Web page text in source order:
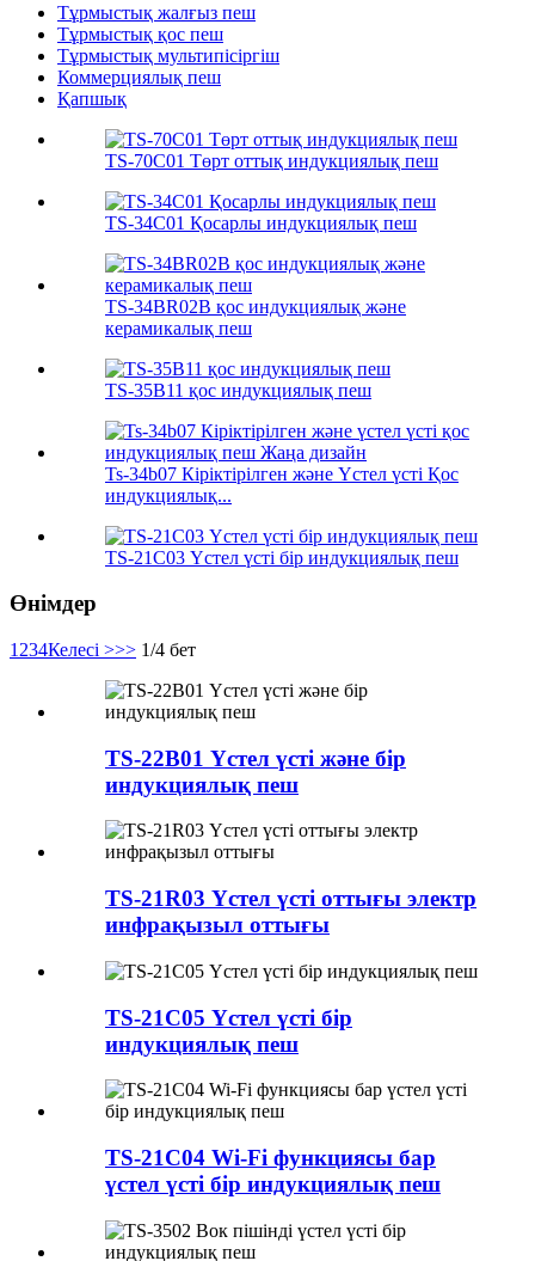
Тұрмыстық жалғыз пеш
Тұрмыстық қос пеш
Тұрмыстық мультипісіргіш
Коммерциялық пеш
Қапшық
TS-70C01 Төрт оттық индукциялық пеш
TS-34C01 Қосарлы индукциялық пеш
TS-34BR02B қос индукциялық және
керамикалық пеш
TS-35B11 қос индукциялық пеш
Ts-34b07 Кіріктірілген және Үстел үсті Қос
индукциялық...
TS-21C03 Үстел үсті бір индукциялық пеш
Өнімдер
1 234Келесі >>> 1/4 бет
TS-22B01 Үстел үсті және бір
индукциялық пеш
TS-21R03 Үстел үсті оттығы электр
инфрақызыл оттығы
TS-21C05 Үстел үсті бір
индукциялық пеш
TS-21C04 Wi-Fi функциясы бар
үстел үсті бір индукциялық пеш